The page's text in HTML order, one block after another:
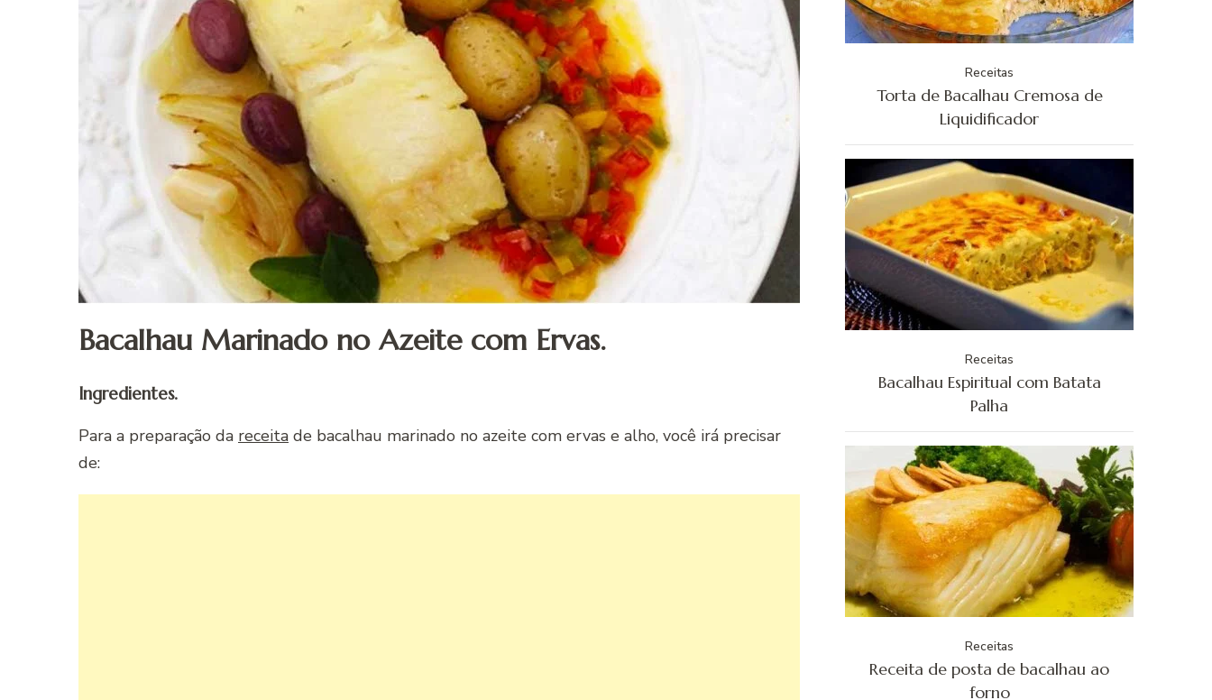
Bacalhau Marinado no Azeite com Ervas.
Ingredientes.
Para a preparação da receita de bacalhau marinado no azeite com ervas e alho, você irá precisar
de:
Receitas
Torta de Bacalhau Cremosa de
Liquidificador
Receitas
Bacalhau Espiritual com Batata
Palha
Receitas
Receita de posta de bacalhau ao
forno